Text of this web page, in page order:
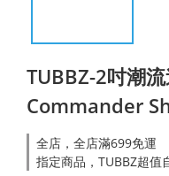
TUBBZ-2吋潮
Commander
全店，全店滿699免運
指定商品，TUBBZ超值